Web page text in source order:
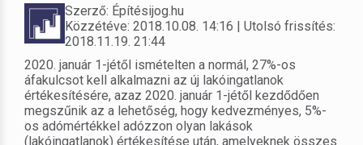
Szerző: Építésijog.hu
Közzétéve: 2018.10.08. 14:16 | Utolsó frissítés:
2018.11.19. 21:44
2020. január 1-jétől ismételten a normál, 27%-os
áfakulcsot kell alkalmazni az új lakóingatlanok
értékesítésére, azaz 2020. január 1-jétől kezdődően
megszűnik az a lehetőség, hogy kedvezményes, 5%-
os adómértékkel adózzon olyan lakások
(lakóingatlanok) értékesítése után, amelyeknek összes